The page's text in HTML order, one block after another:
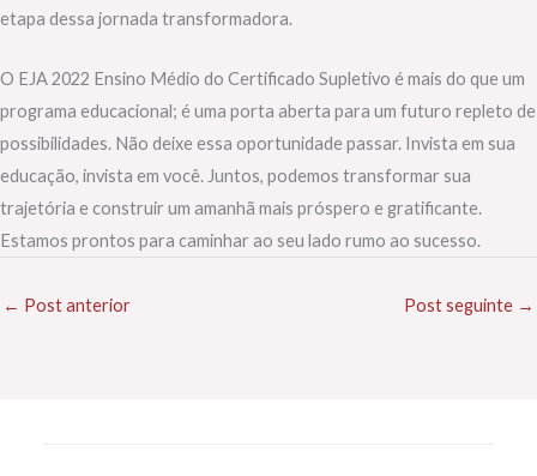
etapa dessa jornada transformadora.
O EJA 2022 Ensino Médio do Certificado Supletivo é mais do que um
programa educacional; é uma porta aberta para um futuro repleto de
possibilidades. Não deixe essa oportunidade passar. Invista em sua
educação, invista em você. Juntos, podemos transformar sua
trajetória e construir um amanhã mais próspero e gratificante.
Estamos prontos para caminhar ao seu lado rumo ao sucesso.
← Post anterior Post seguinte →